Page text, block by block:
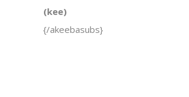
(kee)
{/akeebasubs}